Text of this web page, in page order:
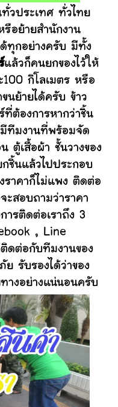
ระเทศ ทั่วไทย
อย้ายสำนักงาน
ทุกอย่างครับ มีทั้ง
แล้วก็คนยกของไว้ให้
100 กิโลเมตร หรือ
นย้ายได้ครับ ข้าว
ที่ต้องการหากว่าชิ้น
มีทีมงานที่พร้อมจัด
ตู้เสื้อผ้า ชั้นวางของ
ชิ้นแล้วไปประกอบ
ราคาก็ไม่แพง ติดต่อ
ะสอบถามว่าราคา
ารติดต่อเราถึง 3
, Line
ดต่อกับทีมงานของ
ย รับรองได้ว่าของ
างอย่างแน่นอนครับ